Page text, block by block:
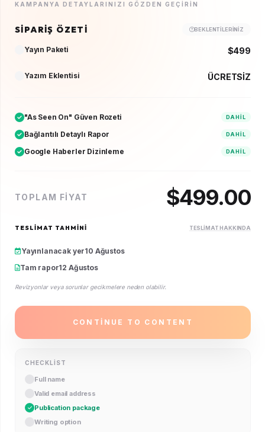
KAMPANYA DETAYLARINIZI GÖZDEN GEÇIRIN
SIPARIŞ ÖZETI BEKLENTILERINIZ
Yayın Paketi $499
Yazım Eklentisi ÜCRETSİZ
"As Seen On" Güven Rozeti DAHIL
Bağlantılı Detaylı Rapor DAHIL
Google Haberler Dizinleme DAHIL
TOPLAM FIYAT $499.00
TESLIMAT TAHMINI TESLIMAT HAKKINDA
Yayınlanacak yer10 Ağustos
Tam rapor12 Ağustos
Revizyonlar veya sorunlar gecikmelere neden olabilir.
CONTINUE TO CONTENT
CHECKLIST
Full name
Valid email address
Publication package
Writing option